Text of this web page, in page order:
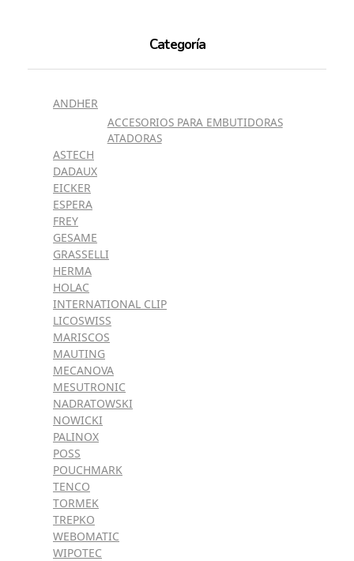
Categoría
ANDHER
ACCESORIOS PARA EMBUTIDORAS
ATADORAS
ASTECH
DADAUX
EICKER
ESPERA
FREY
GESAME
GRASSELLI
HERMA
HOLAC
INTERNATIONAL CLIP
LICOSWISS
MARISCOS
MAUTING
MECANOVA
MESUTRONIC
NADRATOWSKI
NOWICKI
PALINOX
POSS
POUCHMARK
TENCO
TORMEK
TREPKO
WEBOMATIC
WIPOTEC